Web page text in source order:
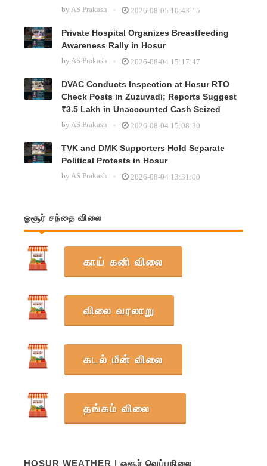
by AS Prakash 2026-08-05 10:43:15
Private Hospital Organizes Breastfeeding
Awareness Rally in Hosur
by AS Prakash 2026-08-04 15:17:47
DVAC Conducts Inspection at Hosur RTO
Check Posts in Zuzuvadi; Reports Suggest
₹3.5 Lakh in Unaccounted Cash Seized
by AS Prakash 2026-08-04 15:08:30
TVK and DMK Supporters Hold Separate
Political Protests in Hosur
by AS Prakash 2026-08-04 13:31:00
ஓசூர் சந்தை விலை
காய் கனி விலை
விலை வரலாறு
கடல் மீன் விலை
தங்கம் விலை
HOSUR WEATHER | ஓசூர் வெப்பநிலை